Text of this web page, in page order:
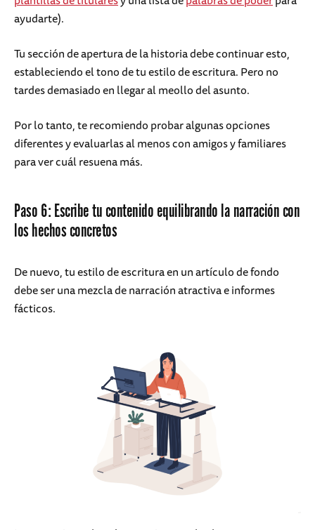
ayudarte).
Tu sección de apertura de la historia debe continuar esto,
estableciendo el tono de tu estilo de escritura. Pero no
tardes demasiado en llegar al meollo del asunto.
Por lo tanto, te recomiendo probar algunas opciones
diferentes y evaluarlas al menos con amigos y familiares
para ver cuál resuena más.
Paso 6: Escribe tu contenido equilibrando la narración con
los hechos concretos
De nuevo, tu estilo de escritura en un artículo de fondo
debe ser una mezcla de narración atractiva e informes
fácticos.